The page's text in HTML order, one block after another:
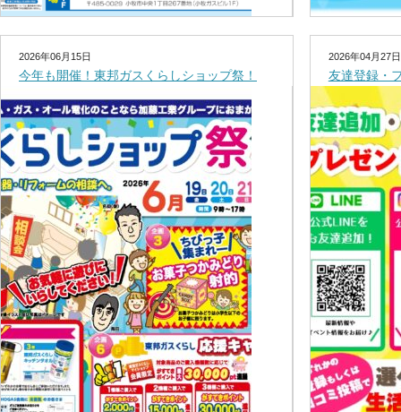
2026年06月15日
今年も開催！東邦ガスくらしショップ祭！
2026年04月27日
友達登録・